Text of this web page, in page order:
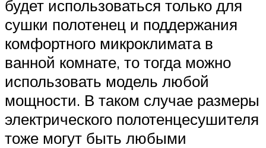
будет использоваться только для
сушки полотенец и поддержания
комфортного микроклимата в
ванной комнате, то тогда можно
использовать модель любой
мощности. В таком случае размеры
электрического полотенцесушителя
тоже могут быть любыми